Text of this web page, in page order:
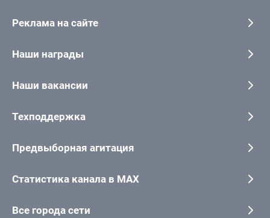
Реклама на сайте
Наши награды
Наши вакансии
Техподдержка
Предвыборная агитация
Статистика канала в MAX
Все города сети